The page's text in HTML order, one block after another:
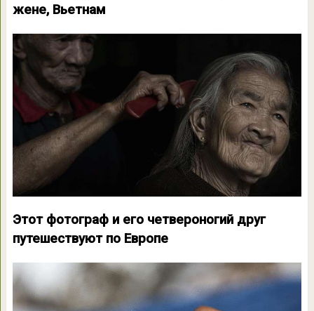
жене, Вьетнам
Этот фотограф и его четвероногий друг
путешествуют по Европе